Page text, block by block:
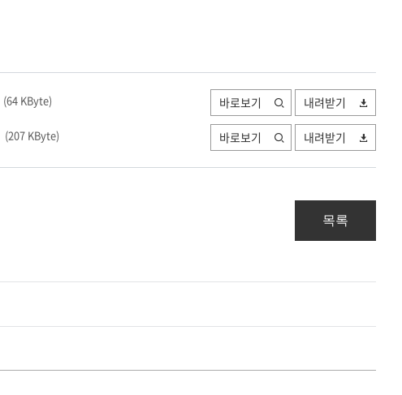
(64 KByte) 바로보기 내려받기
(207 KByte) 바로보기 내려받기
목록